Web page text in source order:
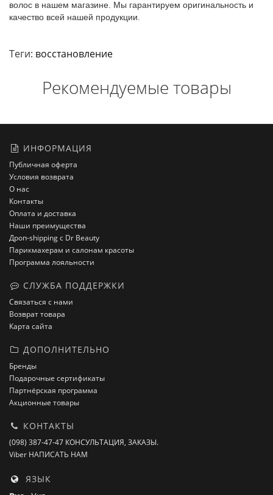
волос в нашем магазине. Мы гарантируем оригинальность и
качество всей нашей продукции.
Теги: восстановление
Рекомендуемые товары
ИНФОРМАЦИЯ
Публичная оферта
Условия возврата
О нас
Контакты
Оплата и доставка
Наши преимущества
Дроп-shipping с Dr Beauty
Парикмахерам и салонам красоты
Программа лояльности
СЛУЖБА ПОДДЕРЖКИ
Связаться с нами
Возврат товара
Карта сайта
ДОПОЛНИТЕЛЬНО
Бренды
Подарочные сертификаты
Партнёрская программа
Акционные товары
КОНТАКТЫ
(098) 387-47-47 КОНСУЛЬТАЦИЯ, ЗАКАЗЫ.
Viber НАПИСАТЬ НАМ
ЯЗЫК